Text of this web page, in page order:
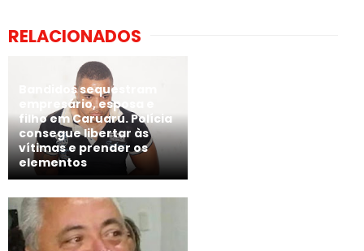
RELACIONADOS
Bandidos sequestram
empresário, esposa e
filho em Caruaru. Polícia
consegue libertar às
vítimas e prender os
elementos